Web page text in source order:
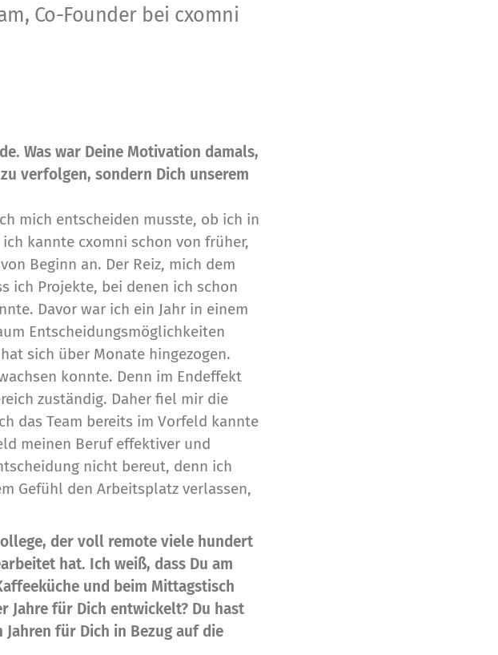
Co-Founder bei cxomni
Was war Deine Motivation damals,
verfolgen, sondern Dich unserem
mich entscheiden musste, ob ich in
kannte cxomni schon von früher,
Beginn an. Der Reiz, mich dem
ich Projekte, bei denen ich schon
Davor war ich ein Jahr in einem
Entscheidungsmöglichkeiten
sich über Monate hingezogen.
konnte. Denn im Endeffekt
zuständig. Daher fiel mir die
das Team bereits im Vorfeld kannte
meinen Beruf effektiver und
nicht bereut, denn ich
Gefühl den Arbeitsplatz verlassen,
der voll remote viele hundert
hat. Ich weiß, dass Du am
und beim Mittagstisch
Jahre für Dich entwickelt? Du hast
für Dich in Bezug auf die